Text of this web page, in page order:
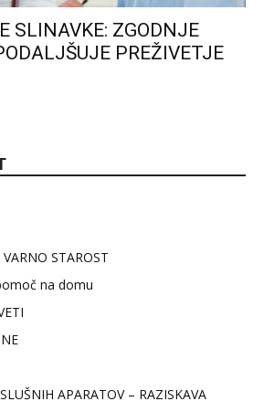
SLINAVKE: ZGODNJE
PREŽIVETJE
STAROST
na domu
APARATOV – RAZISKAVA